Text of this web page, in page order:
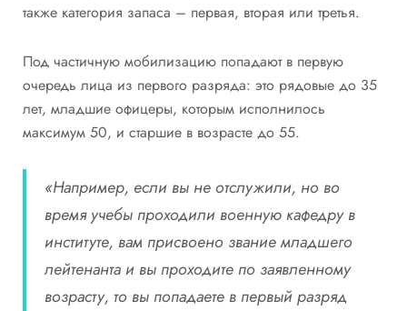
также категория запаса – первая, вторая или третья.
Под частичную мобилизацию попадают в первую
очередь лица из первого разряда: это рядовые до 35
лет, младшие офицеры, которым исполнилось
максимум 50, и старшие в возрасте до 55.
«Например, если вы не отслужили, но во
время учебы проходили военную кафедру в
институте, вам присвоено звание младшего
лейтенанта и вы проходите по заявленному
возрасту, то вы попадаете в первый разряд